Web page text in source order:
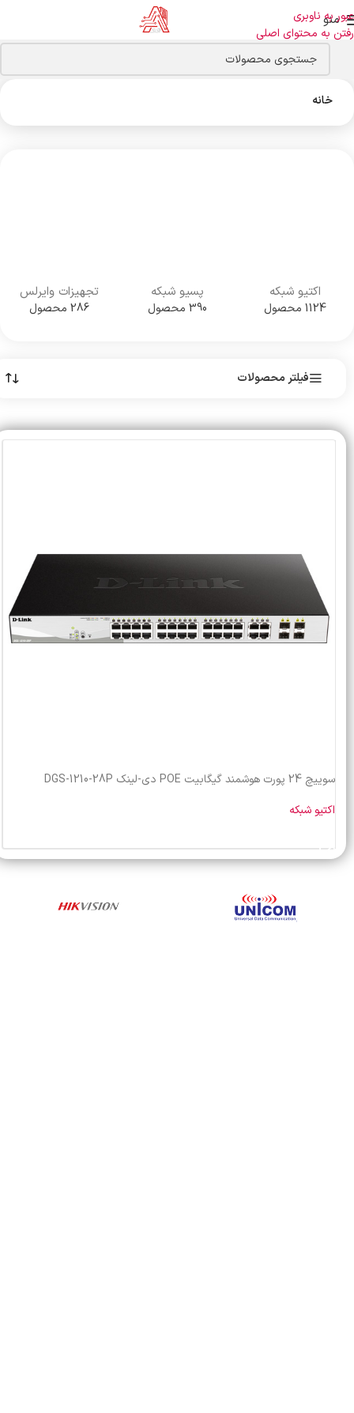
عبور به ناوبری
رفتن به محتوای اصلی
منو
خانه
اکتیو شبکه
1124 محصول
پسیو شبکه
390 محصول
تجهیزات وایرلس
286 محصول
فیلتر محصولات
سوییچ 24 پورت هوشمند گیگابیت POE دی-لینک DGS-1210-28P
اکتیو شبکه